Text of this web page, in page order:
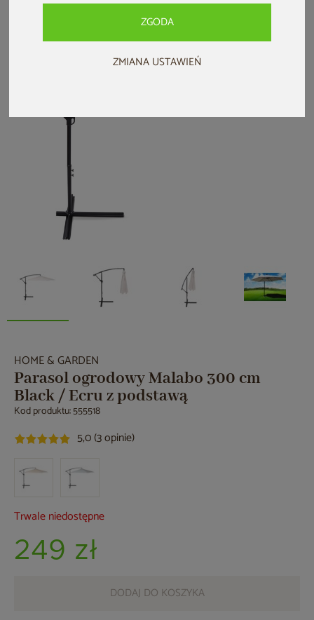
ZGODA
ZMIANA USTAWIEŃ
HOME & GARDEN
Parasol ogrodowy Malabo 300 cm
Black / Ecru z podstawą
Kod produktu: 555518
5,0 (3 opinie)
Trwale niedostępne
249 zł
DODAJ DO KOSZYKA